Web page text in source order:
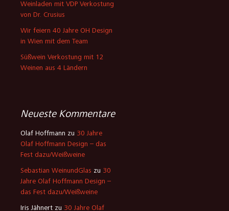
Weinladen mit VDP Verkostung
von Dr. Crusius
Wir feiern 40 Jahre OH Design
in Wien mit dem Team
Süßwein Verkostung mit 12
Weinen aus 4 Ländern
Neueste Kommentare
Olaf Hoffmann zu 30 Jahre
Olaf Hoffmann Design – das
Fest dazu/Weißweine
Sebastian WeinundGlas zu 30
Jahre Olaf Hoffmann Design –
das Fest dazu/Weißweine
Iris Jähnert zu 30 Jahre Olaf